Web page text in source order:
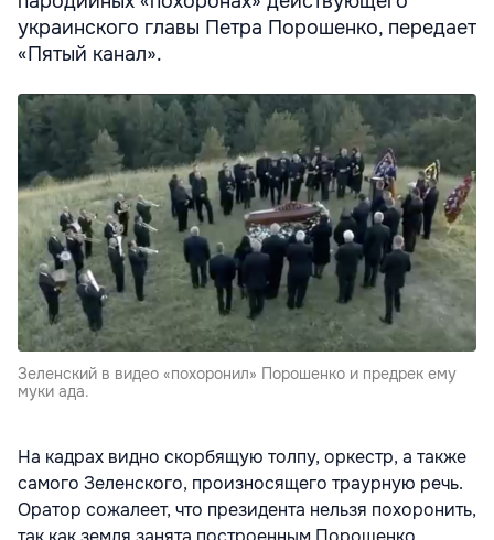
украинского главы Петра Порошенко, передает
«Пятый канал».
Зеленский в видео «похоронил» Порошенко и предрек ему
муки ада.
На кадрах видно скорбящую толпу, оркестр, а также
самого Зеленского, произносящего траурную речь.
Оратор сожалеет, что президента нельзя похоронить,